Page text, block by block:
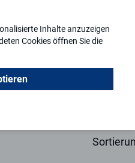
& Kassetten Schlüssel
Inhalte anzuzeigen
Cookies öffnen Sie die